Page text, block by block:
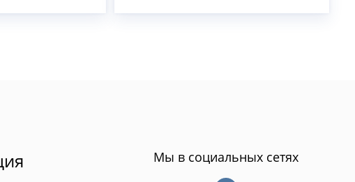
Мы в социальных сетях